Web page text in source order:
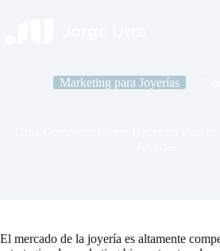
Marketing para Joyerías
El mercado de la joyería es altamente